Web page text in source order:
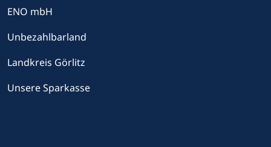
ENO mbH
Unbezahlbarland
Landkreis Görlitz
Unsere Sparkasse